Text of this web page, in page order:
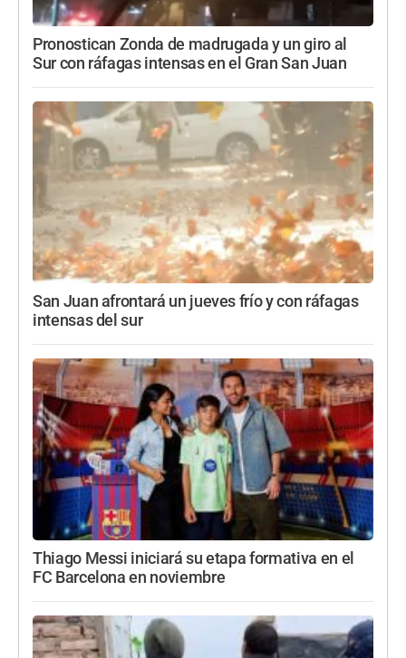
Pronostican Zonda de madrugada y un giro al
Sur con ráfagas intensas en el Gran San Juan
San Juan afrontará un jueves frío y con ráfagas
intensas del sur
Thiago Messi iniciará su etapa formativa en el
FC Barcelona en noviembre